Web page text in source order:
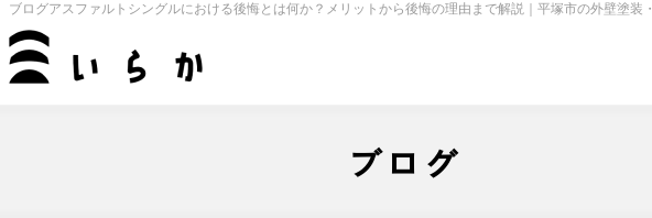
ブログアスファルトシングルにおける後悔とは何か？メリットから後悔の理由まで解説｜平塚市の外壁塗装
会社概要
ブログ